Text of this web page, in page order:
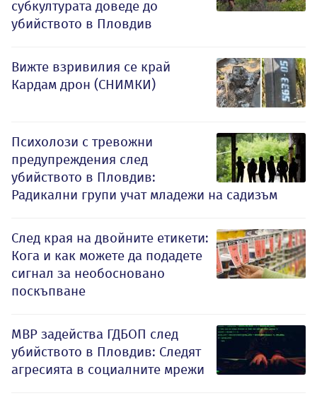
субкултурата доведе до
убийството в Пловдив
Вижте взривилия се край
Кардам дрон (СНИМКИ)
Психолози с тревожни
предупреждения след
убийството в Пловдив:
Радикални групи учат младежи на садизъм
След края на двойните етикети:
Кога и как можете да подадете
сигнал за необосновано
поскъпване
МВР задейства ГДБОП след
убийството в Пловдив: Следят
агресията в социалните мрежи